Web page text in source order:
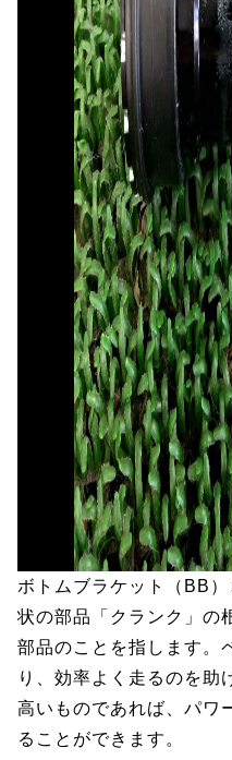
ボトムブラケット（BB
状の部品「クランク」の
部品のことを指します。
り、効率よく走るのを助
高いものであれば、パワ
ることができます。